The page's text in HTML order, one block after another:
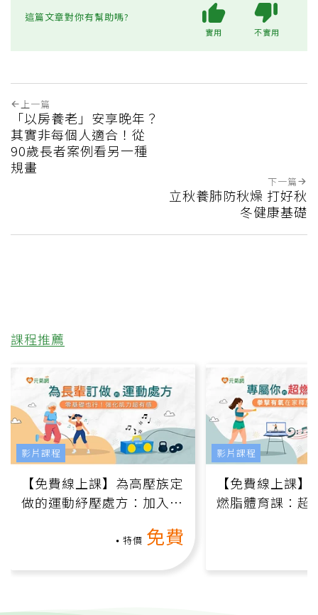
這篇文章對你有幫助嗎?
實用 不實用
上一篇
「以房養老」安享晚年？
其實非每個人適合！從
90歲長者案例看另一種
規畫
下一篇
立秋養肺防秋燥 打好秋
冬健康基礎
課程推薦
【免費線上課】為高壓族定
做的運動紓壓處方：加入行
特價 免費
影片課程
【免費線上課
燃脂體育課：超
影片課程